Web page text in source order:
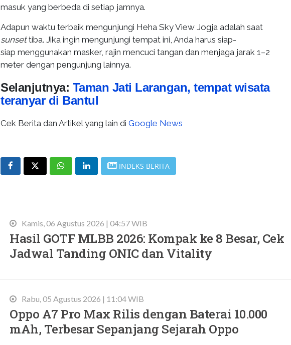
masuk yang berbeda di setiap jamnya.
Adapun waktu terbaik mengunjungi Heha Sky View Jogja adalah saat
sunsettiba. Jika ingin mengunjungi tempat ini, Anda harus siap-
siap menggunakan masker, rajin mencuci tangan dan menjaga jarak 1–2
meter dengan pengunjung lainnya.
Selanjutnya: Taman Jati Larangan, tempat wisata
teranyar di Bantul
Cek Berita dan Artikel yang lain di Google News
INDEKS BERITA
Kamis, 06 Agustus 2026 | 04:57 WIB
Hasil GOTF MLBB 2026: Kompak ke 8 Besar, Cek
Jadwal Tanding ONIC dan Vitality
Rabu, 05 Agustus 2026 | 11:04 WIB
Oppo A7 Pro Max Rilis dengan Baterai 10.000
mAh, Terbesar Sepanjang Sejarah Oppo